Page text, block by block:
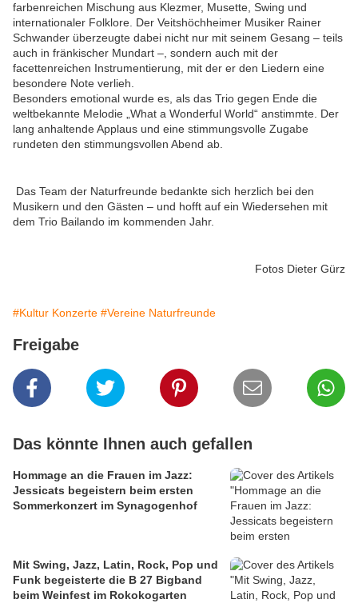
farbenreichen Mischung aus Klezmer, Musette, Swing und
internationaler Folklore. Der Veitshöchheimer Musiker Rainer
Schwander überzeugte dabei nicht nur mit seinem Gesang – teils
auch in fränkischer Mundart –, sondern auch mit der
facettenreichen Instrumentierung, mit der er den Liedern eine
besondere Note verlieh.
Besonders emotional wurde es, als das Trio gegen Ende die
weltbekannte Melodie „What a Wonderful World“ anstimmte. Der
lang anhaltende Applaus und eine stimmungsvolle Zugabe
rundeten den stimmungsvollen Abend ab.
Das Team der Naturfreunde bedankte sich herzlich bei den
Musikern und den Gästen – und hofft auf ein Wiedersehen mit
dem Trio Bailando im kommenden Jahr.
Fotos Dieter Gürz
#Kultur Konzerte #Vereine Naturfreunde
Freigabe
Das könnte Ihnen auch gefallen
Hommage an die Frauen im Jazz:
Jessicats begeistern beim ersten
Sommerkonzert im Synagogenhof
Mit Swing, Jazz, Latin, Rock, Pop und
Funk begeisterte die B 27 Bigband
beim Weinfest im Rokokogarten